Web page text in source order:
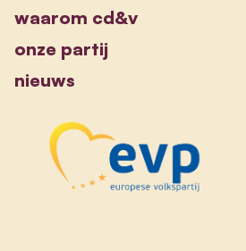
waarom cd&v
onze partij
nieuws